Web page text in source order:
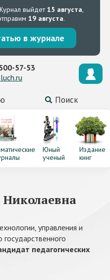
выйдет15 августа,
19 августа.
в журнале
Поиск
57-53
Юный
ученый
Издание
книг
управления и
государственного
педагогических